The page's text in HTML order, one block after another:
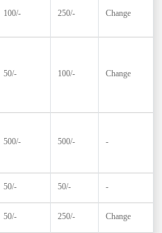
100/- 250/- Change
50/- 100/- Change
500/- 500/- -
50/- 50/- -
50/- 250/- Change